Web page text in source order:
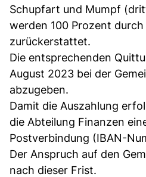
Schupfart und Mumpf
werden 100 Prozent durch
zurückerstattet.
Die entsprechenden
August 2023 bei der
abzugeben.
Damit die Auszahlung
die Abteilung Finanzen
Postverbindung (IBAN-
Der Anspruch auf den
nach dieser Frist.